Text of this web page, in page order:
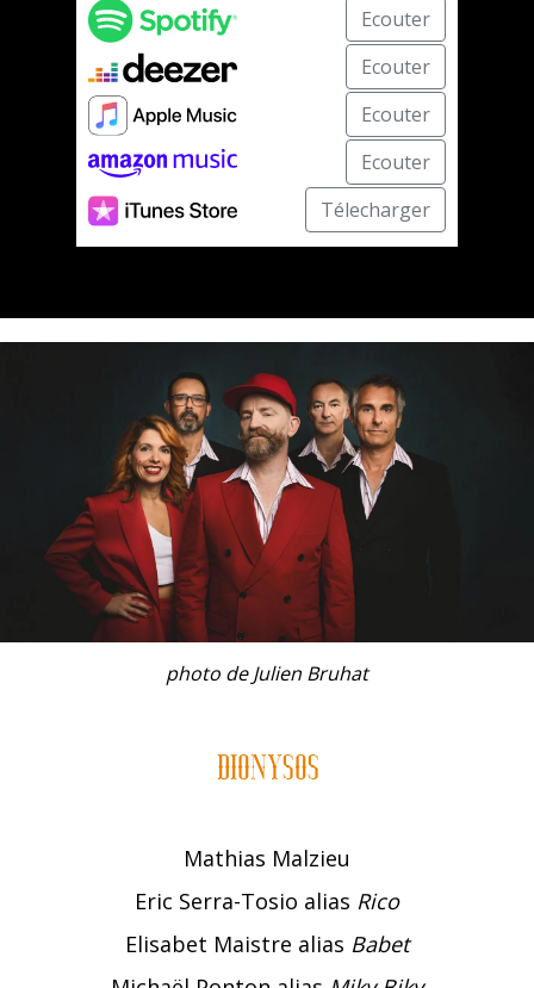
Ecouter
Ecouter
Ecouter
Ecouter
Télecharger
photo de Julien Bruhat
dionysos
Mathias Malzieu
Eric Serra-Tosio alias Rico
Elisabet Maistre alias Babet